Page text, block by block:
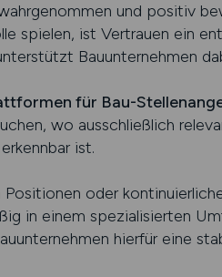
und positiv
spielen, ist Vertrauen ein
Bauunternehmen
für Bau-
wo ausschließlich
ist.
oder
in einem spezialisierten
hierfür eine